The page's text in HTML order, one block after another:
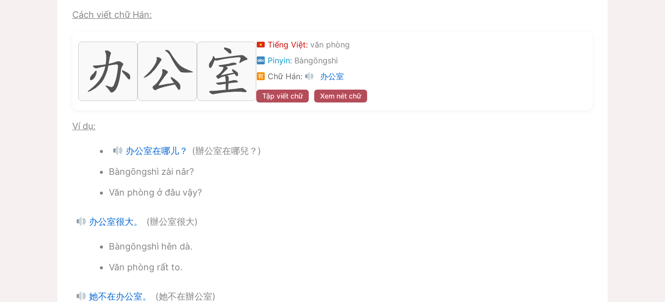
Cách viết chữ Hán:
Tiếng Việt: văn phòng
Pinyin: Bàngōngshì
Chữ Hán:
办公室
Tập viết chữ Xem nét chữ
Ví dụ:
办公室在哪儿？
(辦公室在哪兒？)
Bàngōngshì zài nǎr?
Văn phòng ở đâu vậy?
办公室很大。 (辦公室很大)
Bàngōngshì hěn dà.
Văn phòng rất to.
她不在办公室。 (她不在辦公室)